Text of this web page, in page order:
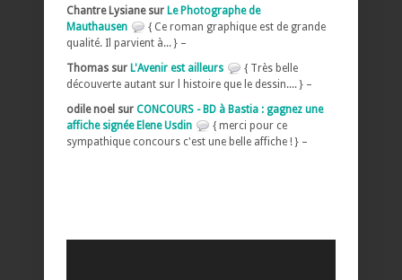
Chantre Lysiane sur Le Photographe de
Mauthausen
{ Ce roman graphique est de grande
qualité. Il parvient à... } –
Thomas sur L'Avenir est ailleurs
{ Très belle
découverte autant sur l histoire que le dessin.... } –
odile noel sur CONCOURS - BD à Bastia : gagnez une
affiche signée Elene Usdin
{ merci pour ce
sympathique concours c'est une belle affiche ! } –